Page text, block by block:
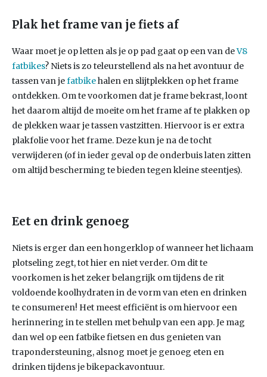
Plak het frame van je fiets af
Waar moet je op letten als je op pad gaat op een van deV8
fatbikes? Niets is zo teleurstellend als na het avontuur de
tassen van jefatbikehalen en slijtplekken op het frame
ontdekken. Om te voorkomen dat je frame bekrast, loont
het daarom altijd de moeite om het frame af te plakken op
de plekken waar je tassen vastzitten. Hiervoor is er extra
plakfolie voor het frame. Deze kun je na de tocht
verwijderen (of in ieder geval op de onderbuis laten zitten
om altijd bescherming te bieden tegen kleine steentjes).
Eet en drink genoeg
Niets is erger dan een hongerklop of wanneer het lichaam
plotseling zegt, tot hier en niet verder. Om dit te
voorkomen is het zeker belangrijk om tijdens de rit
voldoende koolhydraten in de vorm van eten en drinken
te consumeren! Het meest efficiënt is om hiervoor een
herinnering in te stellen met behulp van een app. Je mag
dan wel op een fatbike fietsen en dus genieten van
trapondersteuning, alsnog moet je genoeg eten en
drinken tijdens je bikepackavontuur.